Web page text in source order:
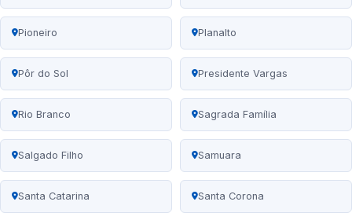
Pioneiro Planalto
Pôr do Sol Presidente Vargas
Rio Branco Sagrada Família
Salgado Filho Samuara
Santa Catarina Santa Corona